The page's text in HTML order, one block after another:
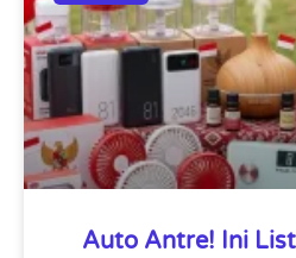
Auto Antre! Ini